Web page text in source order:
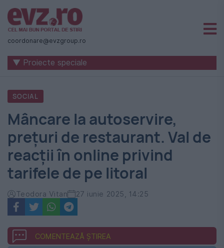
Știri
naționale
internaționale
România
-
Evenimentul
Zilei
coordonare@evzgroup.ro
▼ Proiecte speciale
SOCIAL
Mâncare la autoservire,
prețuri de restaurant. Val de
reacții în online privind
tarifele de pe litoral
Teodora Vitan 27 iunie 2025, 14:25
COMENTEAZĂ ȘTIREA